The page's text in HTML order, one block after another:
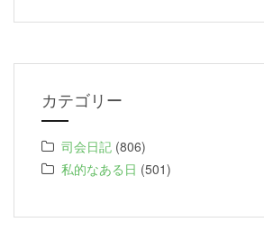
カテゴリー
司会日記 (806)
私的なある日 (501)